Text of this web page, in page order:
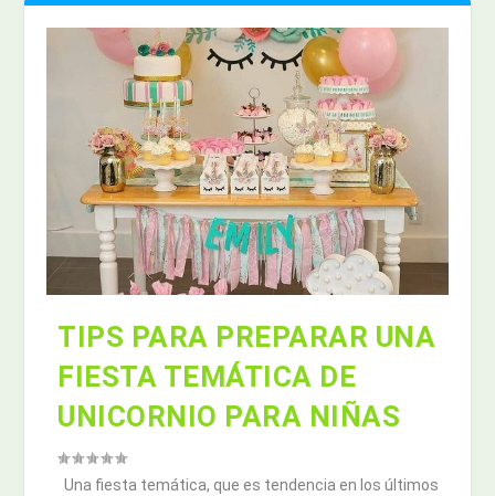
TIPS PARA PREPARAR UNA
FIESTA TEMÁTICA DE
UNICORNIO PARA NIÑAS
Una fiesta temática, que es tendencia en los últimos